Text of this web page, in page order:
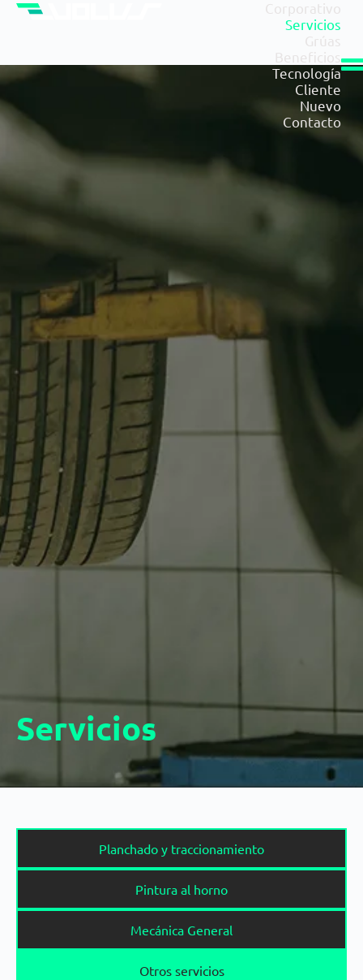
Corporativo
Servicios
Grúas
Beneficios
Tecnología
Cliente
Nuevo
Contacto
Servicios
Planchado y traccionamiento
Pintura al horno
Mecánica General
Otros servicios